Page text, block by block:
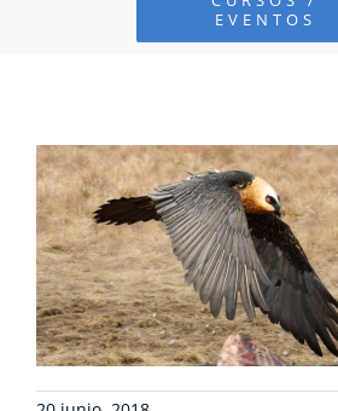
COLABORA
RECURSOS
NOTICIAS
EVENTOS